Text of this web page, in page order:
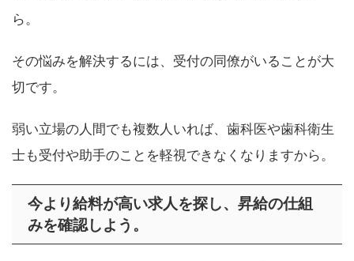
ら。
その悩みを解決するには、受付の同僚がいることが大
切です。
弱い立場の人間でも複数人いれば、歯科医や歯科衛生
士も受付や助手のことを軽視できなくなりますから。
今より給料が高い求人を探し、昇給の仕組
みを確認しよう。